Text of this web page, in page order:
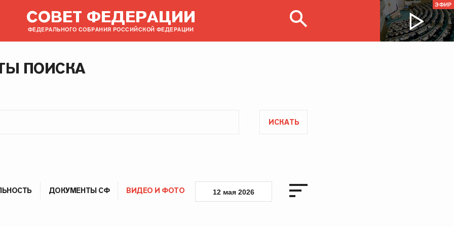
СОВЕТ ФЕДЕРАЦИИ
ФЕДЕРАЛЬНОГО СОБРАНИЯ РОССИЙСКОЙ ФЕДЕРАЦИИ
ЭФИР
ПОИСКА
ИСКАТЬ
ДОКУМЕНТЫ СФ ВИДЕО И ФОТО 12 мая 2026